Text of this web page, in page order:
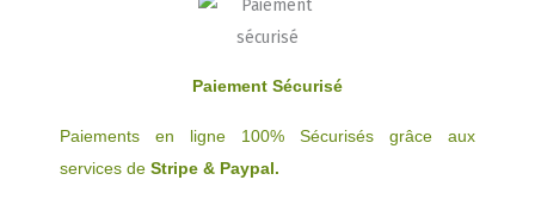
Paiement Sécurisé
Paiements en ligne 100% Sécurisés grâce aux
services de Stripe & Paypal.